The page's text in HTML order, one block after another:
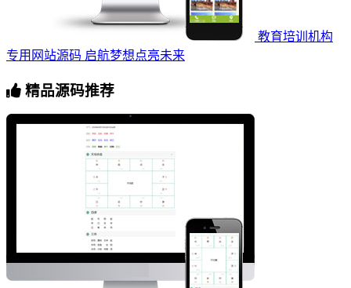
教育培训机构
专用网站源码 启航梦想点亮未来
精品源码推荐